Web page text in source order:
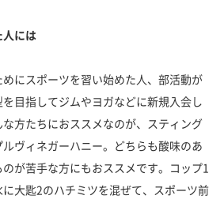
には
にスポーツを習い始めた人、部活動が
目指してジムやヨガなどに新規入会し
方たちにおススメなのが、スティング
ヴィネガーハニー。どちらも酸味のあ
が苦手な方にもおススメです。コップ1
大匙2のハチミツを混ぜて、スポーツ前